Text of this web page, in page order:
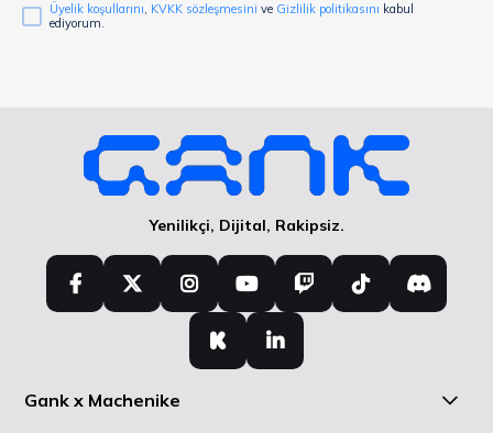
Üyelik koşullarını, KVKK sözleşmesini ve Gizlilik politikasını kabul
ediyorum.
Yenilikçi, Dijital, Rakipsiz.
Gank x Machenike